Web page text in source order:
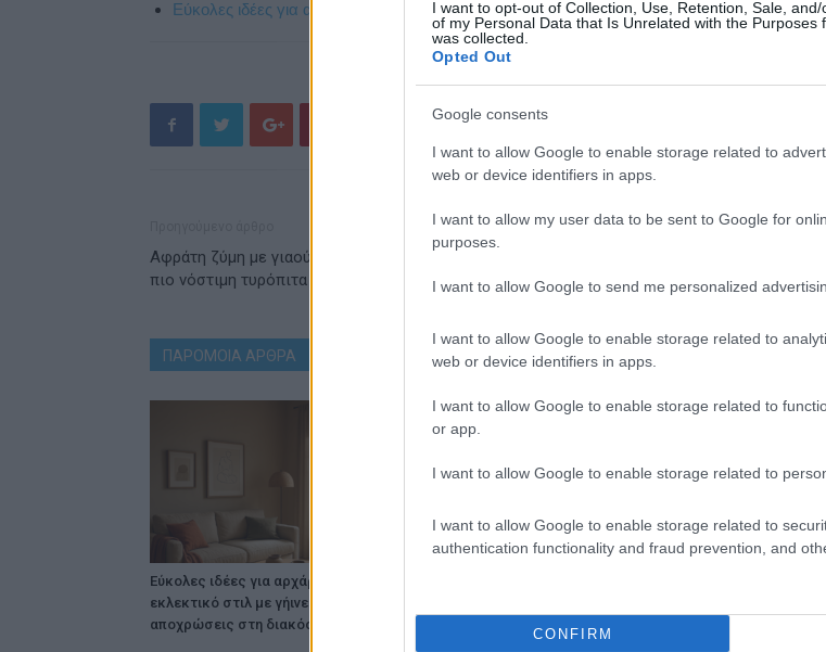
I want to opt-out of Collection, Use, Retention, Sale, and/
of my Personal Data that Is Unrelated with the Purposes
was collected.
Opted Out
Google consents
I want to allow Google to enable storage related to
web or device identifiers in apps.
I want to allow my user data to be sent to Google for
purposes.
I want to allow Google to send me personalized
I want to allow Google to enable storage related to
web or device identifiers in apps.
I want to allow Google to enable storage related to
or app.
I want to allow Google to enable storage related to
I want to allow Google to enable storage related to
authentication functionality and fraud prevention, and
CONFIRM
Εύκολες ιδέες για αρχάριους: εκλεκτικό στιλ με γήινες αποχρώσεις στη διακόσμηση
Αφράτη ζύμη με γιαούρτι για να φτιάξεις την
πιο νόστιμη τυρόπιτα με μόλις τρία υλικά!
ΠΑΡΟΜΟΙΑ ΑΡΘΡΑ ΠΕΡΙΣΣΟΤΕΡΑ ΑΠΟ ΤΟΝ ΔΗΜΙΟΥΡΓΟ
Εύκολες ιδέες για αρχάριους:
εκλεκτικό στιλ με γήινες
αποχρώσεις στη διακόσμηση